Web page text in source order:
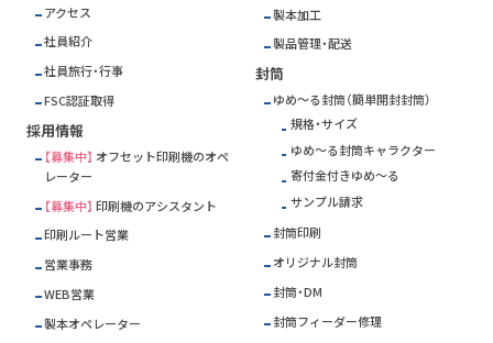
アクセス
社員紹介
社員旅行・行事
FSC認証取得
採用情報
【募集中】 オフセット印刷機のオペ
レーター
【募集中】 印刷機のアシスタント
印刷ルート営業
営業事務
WEB営業
製本オペレーター
製本加工
製品管理・配送
封筒
ゆめ～る封筒（簡単開封封筒）
規格・サイズ
ゆめ～る封筒キャラクター
寄付金付きゆめ～る
サンプル請求
封筒印刷
オリジナル封筒
封筒・DM
封筒フィーダー修理